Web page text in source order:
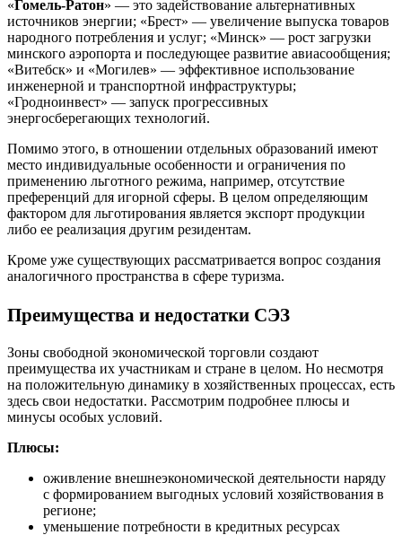
«Гомель-Ратон» — это задействование альтернативных
источников энергии; «Брест» — увеличение выпуска товаров
народного потребления и услуг; «Минск» — рост загрузки
минского аэропорта и последующее развитие авиасообщения;
«Витебск» и «Могилев» — эффективное использование
инженерной и транспортной инфраструктуры;
«Гродноинвест» — запуск прогрессивных
энергосберегающих технологий.
Помимо этого, в отношении отдельных образований имеют
место индивидуальные особенности и ограничения по
применению льготного режима, например, отсутствие
преференций для игорной сферы. В целом определяющим
фактором для льготирования является экспорт продукции
либо ее реализация другим резидентам.
Кроме уже существующих рассматривается вопрос создания
аналогичного пространства в сфере туризма.
Преимущества и недостатки СЭЗ
Зоны свободной экономической торговли создают
преимущества их участникам и стране в целом. Но несмотря
на положительную динамику в хозяйственных процессах, есть
здесь свои недостатки. Рассмотрим подробнее плюсы и
минусы особых условий.
Плюсы:
оживление внешнеэкономической деятельности наряду
с формированием выгодных условий хозяйствования в
регионе;
уменьшение потребности в кредитных ресурсах